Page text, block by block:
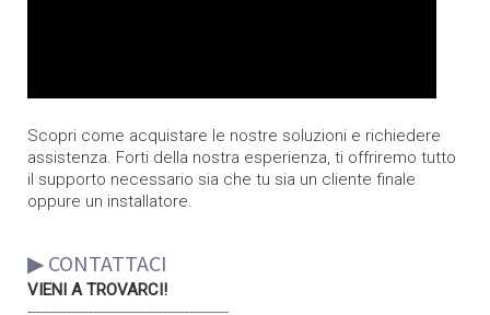
Scopri come acquistare le nostre soluzioni e richiedere
assistenza. Forti della nostra esperienza, ti offriremo tutto
il supporto necessario sia che tu sia un cliente finale
oppure un installatore.
▶ CONTATTACI
VIENI A TROVARCI!